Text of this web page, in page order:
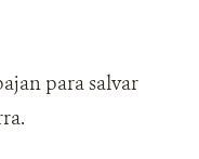
para salvar